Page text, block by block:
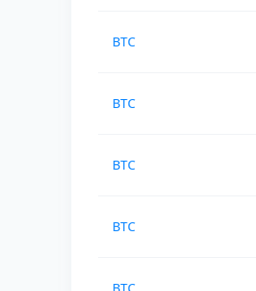
BTC
BTC
BTC
BTC